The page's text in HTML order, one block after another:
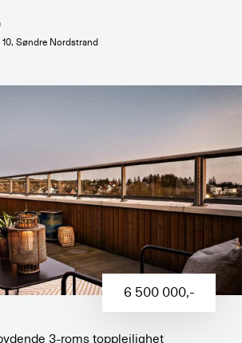
, Søndre Nordstrand
6 500 000,-
3-roms toppleilighet